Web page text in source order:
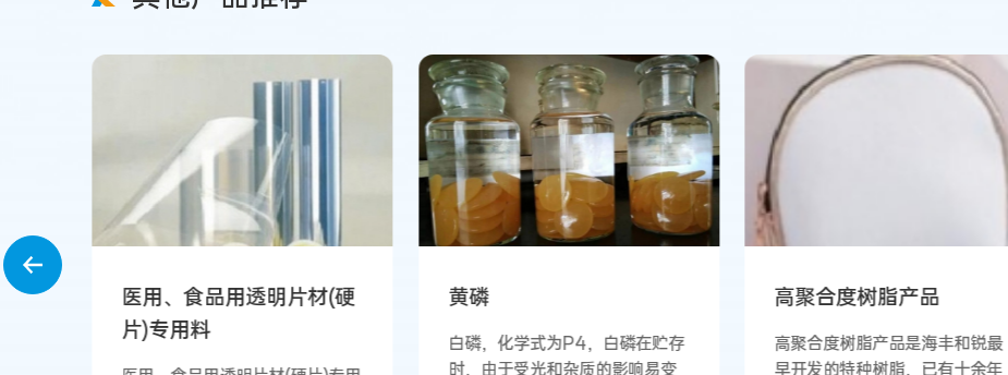
医用、食品用透明片材(硬
片)专用料
黄磷
白磷，化学式为P4，白磷在贮存
时，由于受光和杂质的影响易变
高聚合度树脂产品
高聚合度树脂产品是海丰和锐最
早开发的特种树脂，已有十余年